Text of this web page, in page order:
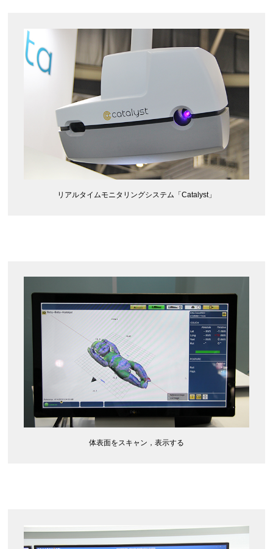
リアルタイムモニタリングシステム「Catalyst」
体表面をスキャン，表示する